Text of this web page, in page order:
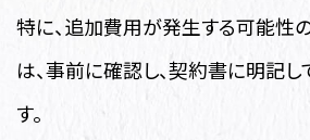
特に、追加費用が発生する可能性
は、事前に確認し、契約書に明記
す。